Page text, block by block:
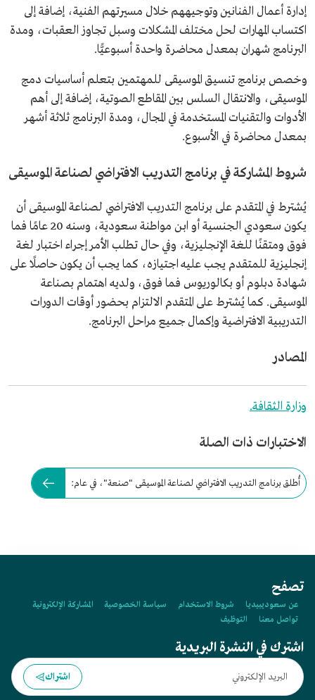
إدارة أعمال الفنانين وتوجيههم خلال مسيرتهم الفنية، إضافة إلى
اكتساب المهارات لحل مختلف المشكلات وسبل تجاوز العقبات، ومدة
البرنامج شهران بمعدل محاضرة واحدة أسبوعيًّا.
وخصص برنامج تنسيق الموسيقى للمهتمين بتعلم أساسيات دمج
الموسيقى، والانتقال السلس بين المقاطع الصوتية، إضافة إلى أهم
الأدوات والتقنيات المستخدمة في المجال، ومدة البرنامج ثلاثة أشهر
بمعدل محاضرة في الأسبوع.
شروط المشاركة في برنامج التدريب الافتراضي لصناعة الموسيقى
يُشترط في المتقدم على برنامج التدريب الافتراضي لصناعة الموسيقى أن
يكون سعودي الجنسية أو ابن مواطنة سعودية، وسنه 20 عامًا فما
فوق ومتقنًا للغة الإنجليزية، وفي حال تطلب الأمر إجراء اختبار لغة
إنجليزية للمتقدم يجب عليه اجتيازه، كما يجب أن يكون حاصلًا على
شهادة دبلوم أو بكالوريوس فما فوق، ولديه اهتمام بصناعة
الموسيقى. كما يُشترط على المتقدم الالتزام بحضور أوقات الدورات
التدريبية الافتراضية وإكمال جميع مراحل البرنامج.
المصادر
وزارة الثقافة.
الاختبارات ذات الصلة
أُطلق برنامج التدريب الافتراضي لصناعة الموسيقى "صنعة"، في عام:
تصفح
عن سعوديبيديا شروط الاستخدام سياسة الخصوصية
المشاركة الإلكترونية
تواصل معنا
التوظيف
اشترك في النشرة البريدية
اشتراك